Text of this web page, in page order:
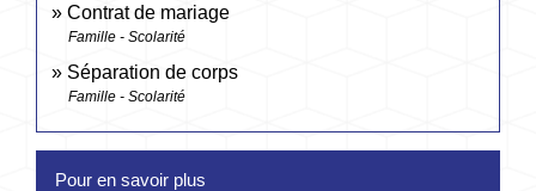
Contrat de mariage
Famille - Scolarité
Séparation de corps
Famille - Scolarité
Pour en savoir plus